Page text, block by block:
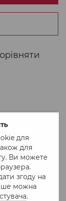
для
для
Ви можете
згоду на
можна
.
в понеділок,
та п'ятницю